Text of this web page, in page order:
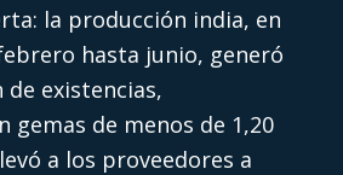
la producción india, en
hasta junio, generó
de existencias,
gemas de menos de 1,20
a los proveedores a